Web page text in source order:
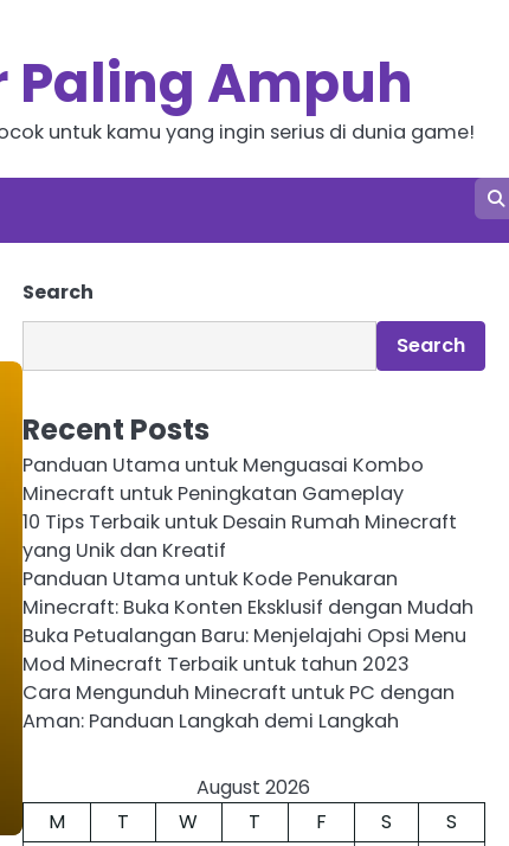
Paling Ampuh
untuk kamu yang ingin serius di dunia game!
Search
Search
Recent Posts
Panduan Utama untuk Menguasai Kombo
Minecraft untuk Peningkatan Gameplay
10 Tips Terbaik untuk Desain Rumah Minecraft
yang Unik dan Kreatif
Panduan Utama untuk Kode Penukaran
Minecraft: Buka Konten Eksklusif dengan Mudah
Buka Petualangan Baru: Menjelajahi Opsi Menu
Mod Minecraft Terbaik untuk tahun 2023
Cara Mengunduh Minecraft untuk PC dengan
Aman: Panduan Langkah demi Langkah
August 2026
M
T W T F S
S